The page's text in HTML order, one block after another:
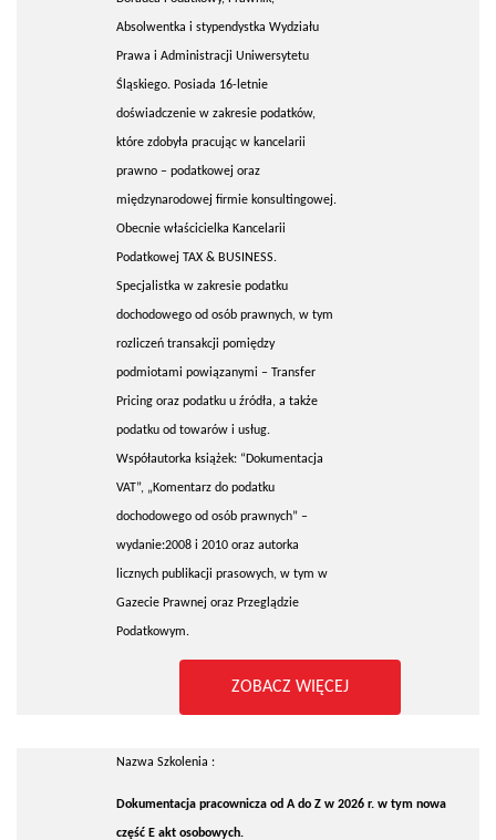
Absolwentka i stypendystka Wydziału
Prawa i Administracji Uniwersytetu
Śląskiego. Posiada 16-letnie
doświadczenie w zakresie podatków,
które zdobyła pracując w kancelarii
prawno – podatkowej oraz
międzynarodowej firmie konsultingowej.
Obecnie właścicielka Kancelarii
Podatkowej TAX & BUSINESS.
Specjalistka w zakresie podatku
dochodowego od osób prawnych, w tym
rozliczeń transakcji pomiędzy
podmiotami powiązanymi – Transfer
Pricing oraz podatku u źródła, a także
podatku od towarów i usług.
Współautorka książek: “Dokumentacja
VAT”, „Komentarz do podatku
dochodowego od osób prawnych” –
wydanie:2008 i 2010 oraz autorka
licznych publikacji prasowych, w tym w
Gazecie Prawnej oraz Przeglądzie
Podatkowym.
ZOBACZ WIĘCEJ
Nazwa Szkolenia :
Dokumentacja pracownicza od A do Z w 2026 r. w tym nowa
część E akt osobowych.